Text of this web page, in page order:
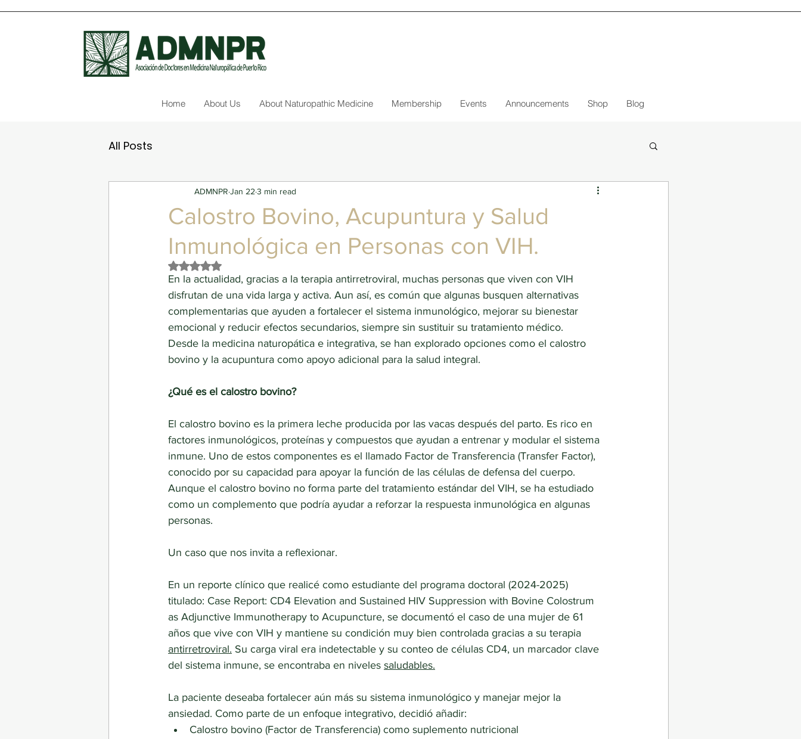
Home About Us About Naturopathic Medicine Membership Events Announcements Shop Blog
All Posts
Calostro Bovino, Acupuntura y Salud
Inmunológica en Personas con VIH.
ADMNPR Jan 22 3 min read
Rated NaN out of 5 stars.
En la actualidad, gracias a la terapia antirretroviral, muchas personas que viven con VIH
disfrutan de una vida larga y activa. Aun así, es común que algunas busquen alternativas
complementarias que ayuden a fortalecer el sistema inmunológico, mejorar su bienestar
emocional y reducir efectos secundarios, siempre sin sustituir su tratamiento médico.
Desde la medicina naturopática e integrativa, se han explorado opciones como el calostro
bovino y la acupuntura como apoyo adicional para la salud integral.
¿Qué es el calostro bovino?
El calostro bovino es la primera leche producida por las vacas después del parto. Es rico en
factores inmunológicos, proteínas y compuestos que ayudan a entrenar y modular el sistema
inmune. Uno de estos componentes es el llamado Factor de Transferencia (Transfer Factor),
conocido por su capacidad para apoyar la función de las células de defensa del cuerpo.
Aunque el calostro bovino no forma parte del tratamiento estándar del VIH, se ha estudiado
como un complemento que podría ayudar a reforzar la respuesta inmunológica en algunas
personas.
Un caso que nos invita a reflexionar.
En un reporte clínico que realicé como estudiante del programa doctoral (2024-2025)
titulado: Case Report: CD4 Elevation and Sustained HIV Suppression with Bovine Colostrum
as Adjunctive Immunotherapy to Acupuncture, se documentó el caso de una mujer de 61
años que vive con VIH y mantiene su condición muy bien controlada gracias a su terapia
antirretroviral. Su carga viral era indetectable y su conteo de células CD4, un marcador clave
del sistema inmune, se encontraba en niveles saludables.
La paciente deseaba fortalecer aún más su sistema inmunológico y manejar mejor la
ansiedad. Como parte de un enfoque integrativo, decidió añadir:
Calostro bovino (Factor de Transferencia) como suplemento nutricional